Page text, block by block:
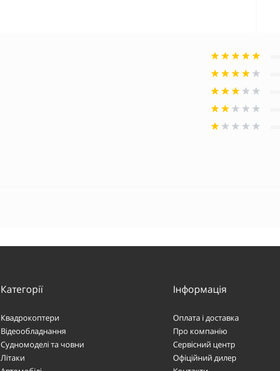
Категорії
Квадрокоптери
Відеообладнання
Судномоделі та човни
Літаки
Інформація
Оплата і доставка
Про компанію
Сервісний центр
Офіційний дилер